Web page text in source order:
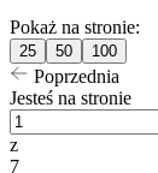
Pokaż na stronie:
25 50 100
Poprzednia
Jesteś na stronie
z
7